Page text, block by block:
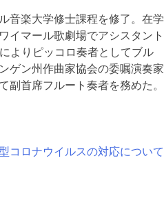
音楽大学修士課程を修了。在学
イマール歌劇場でアシスタント
よりピッコロ奏者としてブル
ゲン州作曲家協会の委嘱演奏家
副首席フルート奏者を務めた。
コロナウイルスの対応について